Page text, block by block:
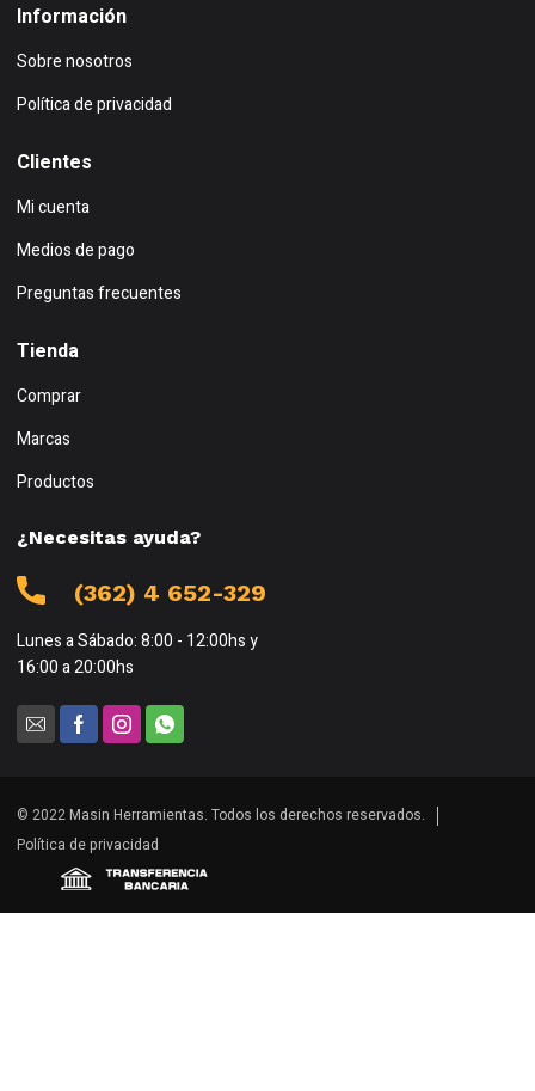
Información
Sobre nosotros
Política de privacidad
Clientes
Mi cuenta
Medios de pago
Preguntas frecuentes
Tienda
Comprar
Marcas
Productos
¿Necesitas ayuda?
(362) 4 652-329
Lunes a Sábado: 8:00 - 12:00hs y
16:00 a 20:00hs
© 2022 Masin Herramientas. Todos los derechos reservados.
Política de privacidad